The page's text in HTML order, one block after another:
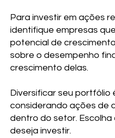
Para investir em ações
identifique empresas
potencial de
sobre o desempenho
crescimento delas.
Diversificar seu portfólio
considerando ações de
dentro do setor. Escolha
deseja investir.